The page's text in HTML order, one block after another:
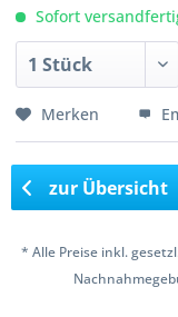
Sofort
Merken
zur Übersicht
* Alle Preise inkl.